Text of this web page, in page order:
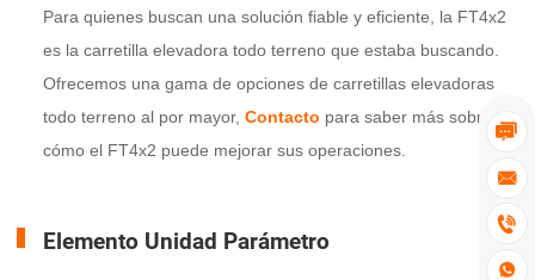




Para quienes buscan una solución fiable y eficiente, la FT4x2
es la carretilla elevadora todo terreno que estaba buscando.
Ofrecemos una gama de opciones de carretillas elevadoras
todo terreno al por mayor,Contacto para saber más sobre
cómo el FT4x2 puede mejorar sus operaciones.
Elemento Unidad Parámetro